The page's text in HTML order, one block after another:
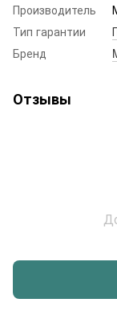
Производитель
Тип гарантии
Бренд
Отзывы